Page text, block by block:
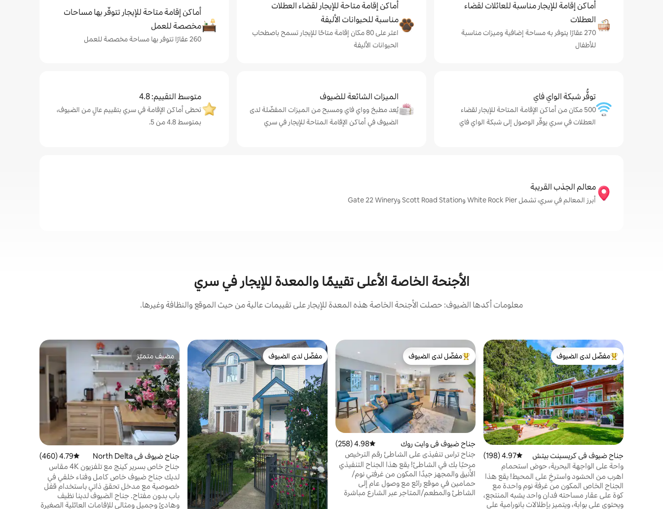
أماكن إقامة للإيجار مناسبة للعائلات لقضاء
العطلات
270 عقارًا يتوفر به مساحة إضافية وميزات مناسبة
للأطفال
أماكن إقامة متاحة للإيجار لقضاء العطلات
مناسبة للحيوانات الأليفة
اعثر على 80 مكان إقامة متاحًا للإيجار تسمح باصطحاب
الحيوانات الأليفة
أماكن إقامة متاحة للإيجار تتوفّر بها مساحات
مخصصة للعمل
260 عقارًا تتوفر بها مساحة مخصصة للعمل
توفُّر شبكة الواي فاي
500 مكان من أماكن الإقامة المتاحة للإيجار لقضاء
العطلات في سري يوفّر الوصول إلى شبكة الواي فاي
الميزات الشائعة للضيوف
يُعد مطبخ وواي فاي ومسبح من الميزات المفضّلة لدى
الضيوف في أماكن الإقامة المتاحة للإيجار في سري
متوسط التقييم: 4.8
تحظى أماكن الإقامة في سري بتقييم عالٍ من الضيوف،
بمتوسط 4.8 من 5.
معالم الجذب القريبة
أبرز المعالم في سري، تشمل White Rock Pier وScott Road Station وGate 22 Winery
الأجنحة الخاصة الأعلى تقييمًا والمعدة للإيجار في سري
معلومات أكدها الضيوف: حصلت الأجنحة الخاصة هذه المعدة للإيجار على تقييمات عالية من حيث الموقع والنظافة وغيرها.
من أبرز البيوت المفضّلة لدى الضيوف
مفضّل لدى الضيوف
جناح ضيوف في كريسينت بيتش متوسط التقييم 4.97 من 5، 198 مراجعات
4.97 (198)
واحة على الواجهة البحرية، حوض استحمام
ساخن، مشي إلى الشاطئ
اهرب من الحشود واسترخِ على المحيط! يقع هذا
الجناح الخاص المكون من غرفة نوم واحدة مع
كوة على عقار مساحته فدان واحد يشبه المنتجع،
ويحتوي على بوابة، ويتميز بإطلالات بانورامية على
من أبرز البيوت المفضّلة لدى الضيوف
مفضّل لدى الضيوف
جناح ضيوف في وايت روك متوسط التقييم 4.98 من 5، 258 مراجعات
4.98 (258)
جناح تراس تنفيذي على الشاطئ رقم الترخيص
00025970
مرحبًا بك في الشاطئ! يقع هذا الجناح التنفيذي
الأنيق والمجهز جيدًا المكون من غرفتي نوم/
حمامين في موقع رائع مع وصول عام إلى
الشاطئ والمطعم/المتاجر عبر الشارع مباشرة
مفضّل لدى الضيوف
مفضّل لدى الضيوف
مضيف متميّز
مضيف متميّز
جناح ضيوف في North Delta متوسط التقييم 4.79 من 5، 460 مراجعات
4.79 (460)
جناح خاص بسرير كينج مع تلفزيون 4K مقاس
65 بوصة مع فناء خلفي
لديك جناح ضيوف خاص كامل وفناء خلفي في
خصوصية مع مدخل تحقق ذاتي باستخدام قفل
باب بدون مفتاح. جناح الضيوف لدينا نظيف
وهادئ وجميل ومثالي للإقامات العائلية الصغيرة